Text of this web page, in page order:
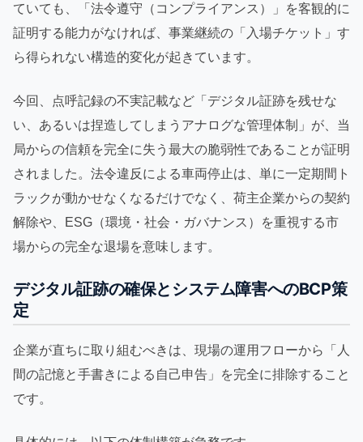
ていても、「法令遵守（コンプライアンス）」を客観的に
証明する能力がなければ、事業継続の「入場チケット」す
ら得られない構造的変化が起きています。
今回、点呼記録の不実記載など「デジタル証跡を残せな
い、あるいは捏造してしまうアナログな管理体制」が、当
局からの信頼を完全に失う最大の脆弱性であることが証明
されました。法令違反による車両停止は、単に一定期間ト
ラックが動かせなくなるだけでなく、荷主企業からの契約
解除や、ESG（環境・社会・ガバナンス）を重視する市
場からの完全な退場を意味します。
デジタル証跡の確保とシステム障害へのBCP策
定
企業が直ちに取り組むべきは、現場の運用フローから「人
間の記憶と手書きによる自己申告」を完全に排除すること
です。